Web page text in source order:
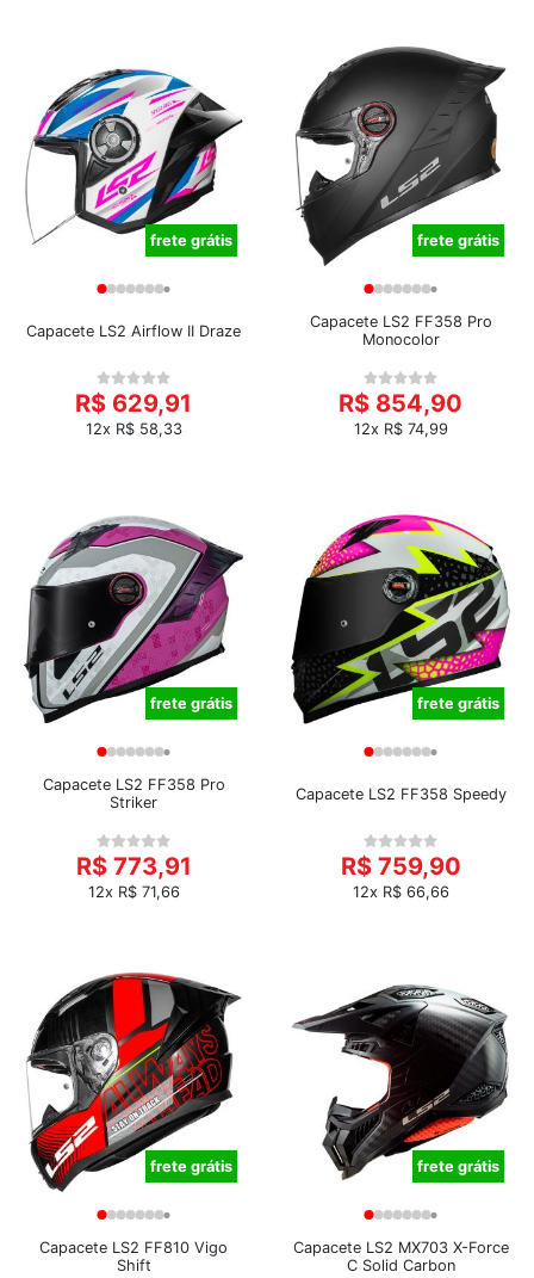
frete grátis
Capacete LS2 Airflow II Draze
R$ 629,91
12x R$ 58,33
frete grátis
Capacete LS2 FF358 Pro
Monocolor
R$ 854,90
12x R$ 74,99
frete grátis
Capacete LS2 FF358 Pro
Striker
R$ 773,91
12x R$ 71,66
frete grátis
Capacete LS2 FF358 Speedy
R$ 759,90
12x R$ 66,66
frete grátis
Capacete LS2 FF810 Vigo
Shift
frete grátis
Capacete LS2 MX703 X-Force
C Solid Carbon